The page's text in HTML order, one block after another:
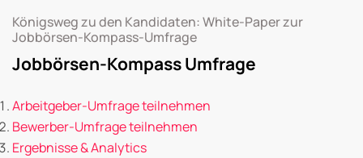
Königsweg zu den Kandidaten: White-Paper zur
Jobbörsen-Kompass-Umfrage
Jobbörsen-Kompass Umfrage
Arbeitgeber-Umfrage teilnehmen
Bewerber-Umfrage teilnehmen
Ergebnisse & Analytics